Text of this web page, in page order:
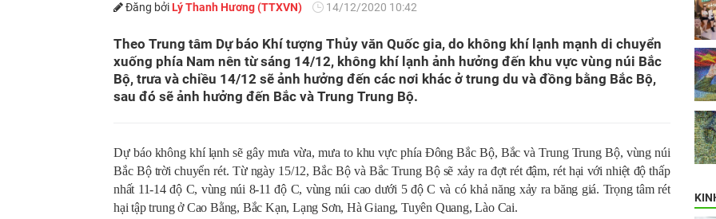
Đăng bởi Lý Thanh Hương (TTXVN) 14/12/2020 10:42
Theo Trung tâm Dự báo Khí tượng Thủy văn Quốc gia, do không khí lạnh mạnh di chuyển
xuống phía Nam nên từ sáng 14/12, không khí lạnh ảnh hưởng đến khu vực vùng núi Bắc
Bộ, trưa và chiều 14/12 sẽ ảnh hưởng đến các nơi khác ở trung du và đồng bằng Bắc Bộ,
sau đó sẽ ảnh hưởng đến Bắc và Trung Trung Bộ.
Dự báo không khí lạnh sẽ gây mưa vừa, mưa to khu vực phía Đông Bắc Bộ, Bắc và Trung Trung Bộ, vùng núi
Bắc Bộ trời chuyển rét. Từ ngày 15/12, Bắc Bộ và Bắc Trung Bộ sẽ xảy ra đợt rét đậm, rét hại với nhiệt độ thấp
nhất 11-14 độ C, vùng núi 8-11 độ C, vùng núi cao dưới 5 độ C và có khả năng xảy ra băng giá. Trọng tâm rét
hại tập trung ở Cao Bằng, Bắc Kạn, Lạng Sơn, Hà Giang, Tuyên Quang, Lào Cai.